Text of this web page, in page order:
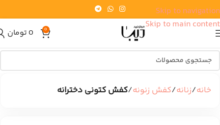
Skip to navigation
Skip to main content
0
0 تومان
خانه زنانه کفش زنونه کفش کتونی دخترانه